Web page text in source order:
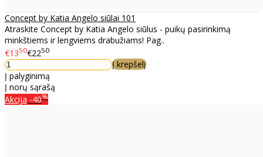
Concept by Katia Angelo siūlai 101
Atraskite Concept by Katia Angelo siūlus - puikų pasirinkimą
minkštiems ir lengviems drabužiams! Pag..
€1350€2250
Į krepšelį
Į palyginimą
Į norų sąrašą
Akcija -40%